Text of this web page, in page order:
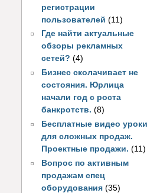
регистрации
пользователей(11)
Где найти актуальные
обзоры рекламных
сетей? (4)
Бизнес сколачивает не
состояния. Юрлица
начали год с роста
банкротств. (8)
Бесплатные видео уроки
для сложных продаж.
Проектные продажи. (11)
Вопрос по активным
продажам спец
оборудования (35)